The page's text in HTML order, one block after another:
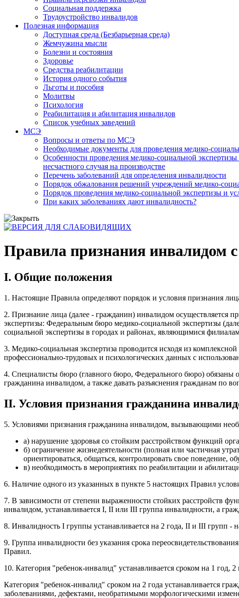
Социальная поддержка
Трудоустройство инвалидов
Полезная информация
Доступная среда (Безбарьерная среда)
Жемчужина мысли
Болезни и состояния
Здоровье
Средства реабилитации
История одного события
Льготы и пособия
Молитвы
Психология
Реабилитация и абилитация инвалидов
Список учебных заведений
МСЭ
Вопросы и ответы по МСЭ
Необходимые документы для проведения медико-
Особенности проведения медико-социальной экспертизы
несчастного случая на производстве
Перечень заболеваний для определения инвалидности
Порядок обжалования решений учреждений медико-
Порядок проведения медико-социальной экспертизы и
При каких заболеваниях дают инвалидность?
Правила признания инвалидом
I. Общие положения
1. Настоящие Правила определяют порядок и условия признания
2. Признание лица (далее - гражданин) инвалидом осуществляется
экспертизы: Федеральным бюро медико-социальной экспертизы
социальной экспертизы в городах и районах, являющимися
3. Медико-социальная экспертиза проводится исходя из
профессионально-трудовых и психологических данных с
4. Специалисты бюро (главного бюро, Федерального бюро) обязаны
гражданина инвалидом, а также давать разъяснения гражданам по
II. Условия признания гражданина
5. Условиями признания гражданина инвалидом, вызывающими
а) нарушение здоровья со стойким расстройством функций
б) ограничение жизнедеятельности (полная или частичная
ориентироваться, общаться, контролировать свое поведение,
в) необходимость в мероприятиях по реабилитации и
6. Наличие одного из указанных в пункте 5 настоящих Правил
7. В зависимости от степени выраженности стойких расстройств
инвалидом, устанавливается I, II или III группа инвалидности, а
8. Инвалидность I группы устанавливается на 2 года, II и III групп -
9. Группа инвалидности без указания срока
Правил.
10. Категория "ребенок-инвалид" устанавливается сроком на 1 год,
Категория "ребенок-инвалид" сроком на 2 года устанавливается
заболеваниями, дефектами, необратимыми морфологическими